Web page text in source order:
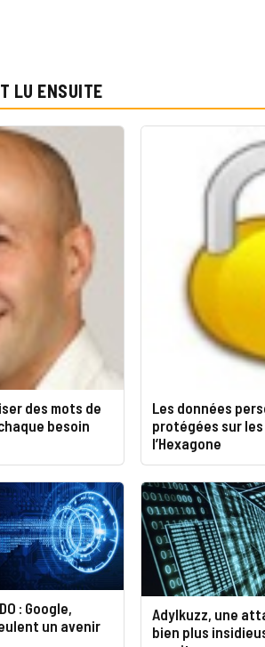
LU ENSUITE
des mots de
besoin
Les données
protégées sur
l’Hexagone
: Google,
un avenir
Adylkuzz, une
bien plus